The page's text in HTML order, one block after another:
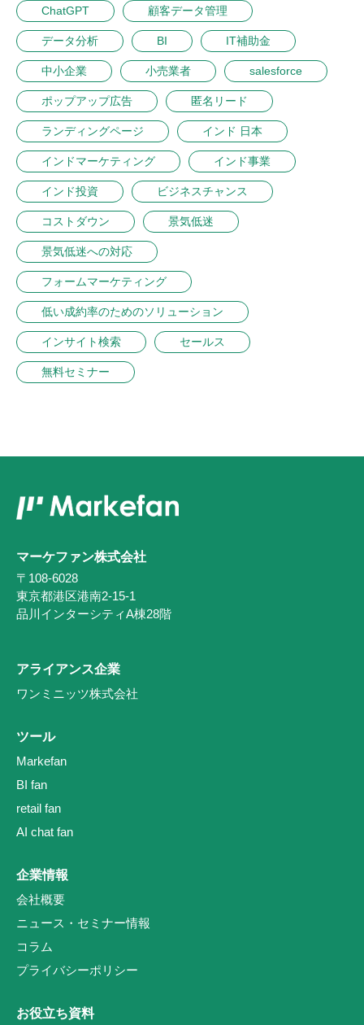
ChatGPT 顧客データ管理
データ分析 BI IT補助金
中小企業 小売業者 salesforce
ポップアップ広告 匿名リード
ランディングページ インド 日本
インドマーケティング インド事業
インド投資 ビジネスチャンス
コストダウン 景気低迷
景気低迷への対応
フォームマーケティング
低い成約率のためのソリューション
インサイト検索 セールス
無料セミナー
マーケファン株式会社
〒108-6028
東京都港区港南2-15-1
品川インターシティA棟28階
アライアンス企業
ワンミニッツ株式会社
ツール
Markefan
BI fan
retail fan
AI chat fan
企業情報
会社概要
ニュース・セミナー情報
コラム
プライバシーポリシー
お役立ち資料